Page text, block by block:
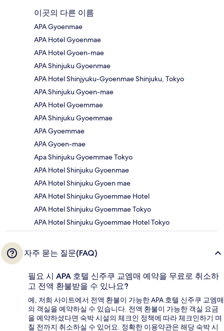
이곳의 다른 이름
APA Gyoenmae
APA Hotel Gyoenmae
APA Hotel Gyoen-mae
APA Shinjuku Gyoenmae
APA Hotel Shinjyuku-Gyoenmae Shinjuku, Tokyo
APA Shinjuku Gyoen-mae
APA Hotel Gyoemmae
APA Shinjuku Gyoemmae
APA Gyoemmae
APA Gyoen-mae
Apa Shinjuku Gyoemmae Tokyo
APA Hotel Shinjuku Gyoenmae
APA Hotel Shinjuku Gyoen mae
APA Hotel Shinjuku Gyoemmae Hotel
APA Hotel Shinjuku Gyoemmae Tokyo
APA Hotel Shinjuku Gyoemmae Hotel Tokyo
자주 묻는 질문(FAQ)
필요 시 APA 호텔 신주쿠 교엠매 예약을 무료로 취소하
고 전액 환불받을 수 있나요?
예, 저희 사이트에서 전액 환불이 가능한 APA 호텔 신주쿠 교엠매
의 객실을 예약하실 수 있습니다. 전액 환불이 가능한 객실 요금
을 예약하셨다면 숙박 시설의 체크인 정책에 따라 체크인하기 며
칠 전까지 취소하실 수 있어요. 정확한 이용약관은 해당 숙박 시